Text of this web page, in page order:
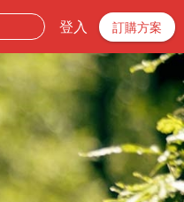
登入 訂購方案